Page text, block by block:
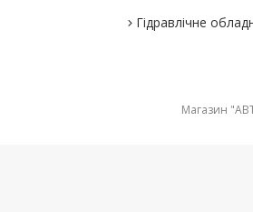
Гідравлічне